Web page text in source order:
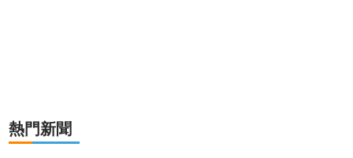
熱門新聞